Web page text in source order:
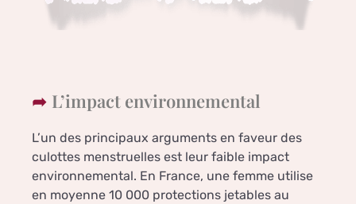
L’impact environnemental
L’un des principaux arguments en faveur des
culottes menstruelles est leur faible impact
environnemental. En France, une femme utilise
en moyenne 10 000 protections jetables au